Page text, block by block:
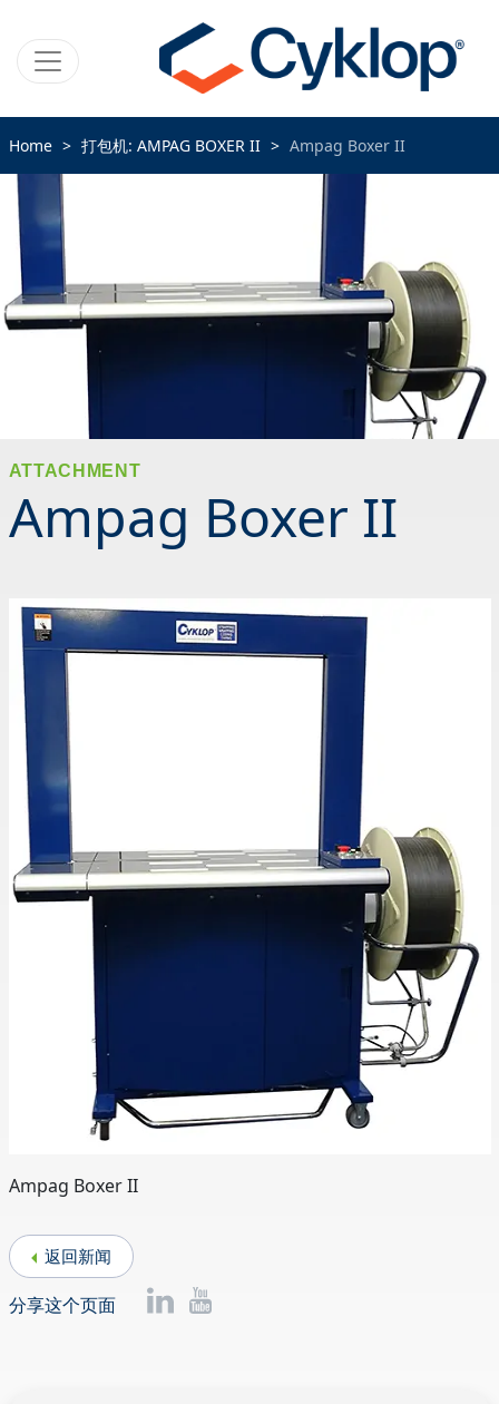
Home 打包机: AMPAG BOXER II Ampag Boxer II
ATTACHMENT
Ampag Boxer II
Ampag Boxer II
返回新闻
分享这个页面